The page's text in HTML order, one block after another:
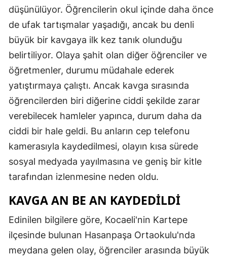
Malatya
Manisa
Kahramanmaraş
Muğla
Muş
Nevşehir
Niğde
Ordu
Rize
Sakarya
düşünülüyor. Öğrencilerin okul içinde daha önce
de ufak tartışmalar yaşadığı, ancak bu denli
büyük bir kavgaya ilk kez tanık olunduğu
belirtiliyor. Olaya şahit olan diğer öğrenciler ve
öğretmenler, durumu müdahale ederek
yatıştırmaya çalıştı. Ancak kavga sırasında
öğrencilerden biri diğerine ciddi şekilde zarar
verebilecek hamleler yapınca, durum daha da
ciddi bir hale geldi. Bu anların cep telefonu
kamerasıyla kaydedilmesi, olayın kısa sürede
sosyal medyada yayılmasına ve geniş bir kitle
tarafından izlenmesine neden oldu.
KAVGA AN BE AN KAYDEDILDI
Edinilen bilgilere göre, Kocaeli'nin Kartepe
ilçesinde bulunan Hasanpaşa Ortaokulu'nda
meydana gelen olay, öğrenciler arasında büyük